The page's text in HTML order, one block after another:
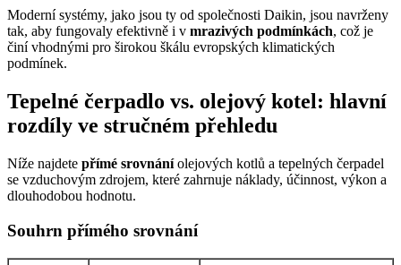
Moderní systémy, jako jsou ty od společnosti Daikin, jsou navrženy
tak, aby fungovaly efektivně i v mrazivých podmínkách, což je
činí vhodnými pro širokou škálu evropských klimatických
podmínek.
Tepelné čerpadlo vs. olejový kotel: hlavní
rozdíly ve stručném přehledu
Níže najdete přímé srovnáníolejových kotlů a tepelných čerpadel
se vzduchovým zdrojem, které zahrnuje náklady, účinnost, výkon a
dlouhodobou hodnotu.
Souhrn přímého srovnání